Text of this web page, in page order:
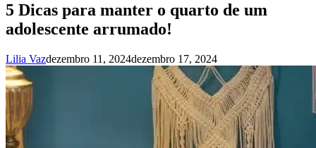
5 Dicas para manter o quarto de um
adolescente arrumado!
Lilia Vazdezembro 11, 2024dezembro 17, 2024